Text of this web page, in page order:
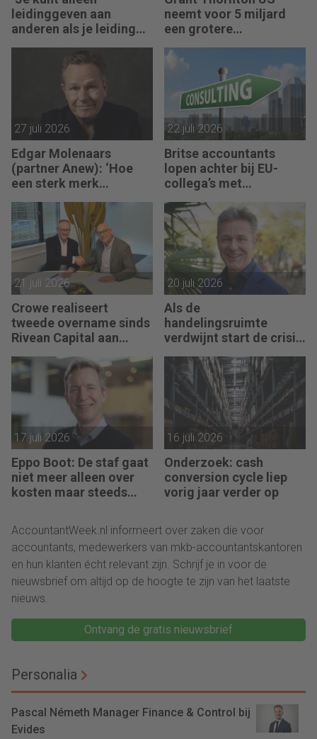
leidinggeven aan
anderen als je leiding
kunt geven aan jezelf’
neemt voor 5 miljard
een grotere
accountantsketen over
27 juli 2026
Edgar Molenaars
(partner Anew): ‘Hoe
een sterk merk
ontastbare waarde
vertaalt in tastbaar
geld’
22 juli 2026
Britse accountants
lopen achter bij EU-
collega’s met
advieswerk
21 juli 2026
Crowe realiseert
tweede overname sinds
Rivean Capital aan
20 juli 2026
Als de
handelingsruimte
verdwijnt start de crisis
Pim van Berkel
17 juli 2026
Eppo Boot: De staf gaat
niet meer alleen over
kosten maar steeds
16 juli 2026
Onderzoek: cash
conversion cycle liep
vorig jaar verder op
AccountantWeek.nl informeert over zaken die voor
accountants, medewerkers van mkb-accountantskantoren
en hun klanten écht relevant zijn. Schrijf je in voor de
nieuwsbrief om altijd op de hoogte te zijn van het laatste
nieuws.
Ontvang de gratis nieuwsbrief
Personalia
Pascal Németh Manager Finance & Control bij
Evides